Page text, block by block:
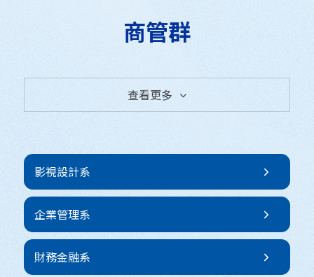
商管群
查看更多
就讀群科
影視設計系
企業管理系
財務金融系